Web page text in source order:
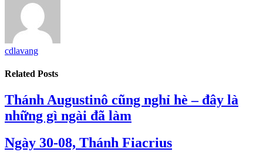
cdlavang
Related Posts
Thánh Augustinô cũng nghỉ hè – đây là
những gì ngài đã làm
Ngày 30-08, Thánh Fiacrius